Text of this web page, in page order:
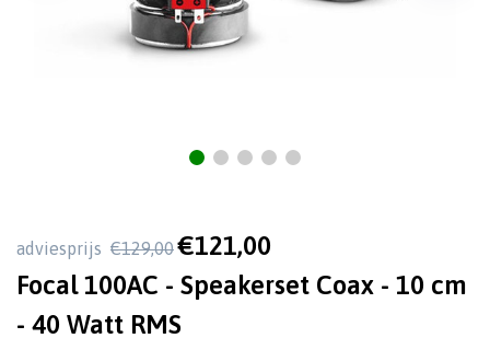
adviesprijs €129,00 €121,00
Focal 100AC - Speakerset Coax - 10 cm
- 40 Watt RMS